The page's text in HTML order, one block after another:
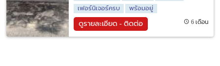
เฟอร์นิเจอร์ครบ
พร้อมอยู่
ดูรายละเอียด - ติดต่อ 6 เดือน